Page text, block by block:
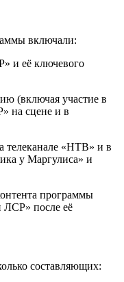
включали:
и её ключевого
(включая участие в
на сцене и в
телеканале «НТВ» и в
у Маргулиса» и
программы
ЛСР» после её
составляющих: